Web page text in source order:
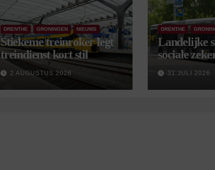
DRENTHE GRONINGEN NIEUWS
Stiekeme treinroker legt
treindienst kort stil
2 AUGUSTUS 2026
DRENTHE
Landelijke
sociale
september
31 JULI 2026